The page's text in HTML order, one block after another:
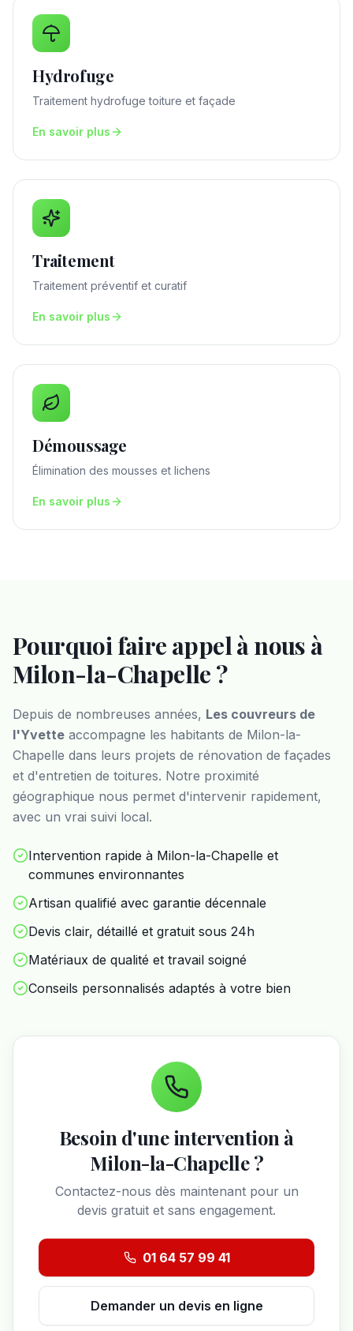
Hydrofuge
Traitement hydrofuge toiture et façade
En savoir plus
Traitement
Traitement préventif et curatif
En savoir plus
Démoussage
Élimination des mousses et lichens
En savoir plus
Pourquoi faire appel à nous à
Milon-la-Chapelle ?
Depuis de nombreuses années, Les couvreurs de
l'Yvette accompagne les habitants de Milon-la-
Chapelle dans leurs projets de rénovation de façades
et d'entretien de toitures. Notre proximité
géographique nous permet d'intervenir rapidement,
avec un vrai suivi local.
Intervention rapide à Milon-la-Chapelle et
communes environnantes
Artisan qualifié avec garantie décennale
Devis clair, détaillé et gratuit sous 24h
Matériaux de qualité et travail soigné
Conseils personnalisés adaptés à votre bien
Besoin d'une intervention à
Milon-la-Chapelle?
Contactez-nous dès maintenant pour un
devis gratuit et sans engagement.
01 64 57 99 41
Demander un devis en ligne